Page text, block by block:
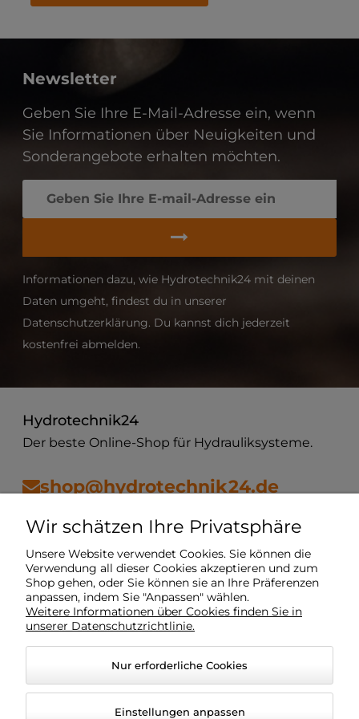
Newsletter
Geben Sie Ihre E-Mail-Adresse ein, wenn
Sie Informationen über Neuigkeiten und
Sonderangebote erhalten möchten.
Informationen dazu, wie Hydrotechnik24 mit deinen
Daten umgeht, findest du in unserer
Datenschutzerklärung. Du kannst dich jederzeit
kostenfrei abmelden.
Hydrotechnik24
Der beste Online-Shop für Hydrauliksysteme.
shop@hydrotechnik24.de
Vorschriften
Mein Konto
O Unternehmen
Wir schätzen Ihre Privatsphäre
Unsere Website verwendet Cookies. Sie können die
Verwendung all dieser Cookies akzeptieren und zum
Shop gehen, oder Sie können sie an Ihre Präferenzen
anpassen, indem Sie "Anpassen" wählen.
Weitere Informationen über Cookies finden Sie in
unserer Datenschutzrichtlinie.
Nur erforderliche Cookies
Einstellungen anpassen